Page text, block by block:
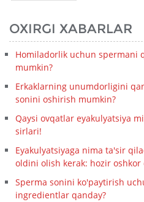
OXIRGI XABARLAR
Homiladorlik uchun spermani
mumkin?
Erkaklarning unumdorligini
sonini oshirish mumkin?
Qaysi ovqatlar eyakulyatsiya
sirlari!
Eyakulyatsiyaga nima ta'sir
oldini olish kerak: hozir oshkor
Sperma sonini ko'paytirish
ingredientlar qanday?